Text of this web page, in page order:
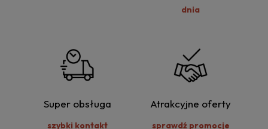
dnia
Super obsługa
szybki kontakt
Atrakcyjne oferty
sprawdź promocje